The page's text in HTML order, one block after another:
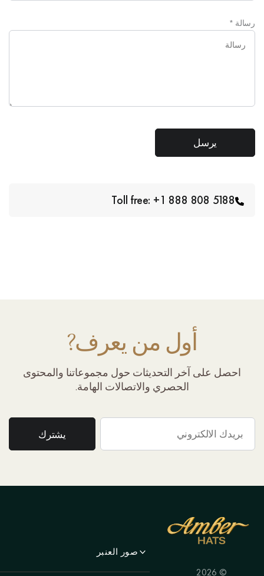
رسالة *
Toll free: +1 888 808 5188
أول من يعرف?
احصل على آخر التحديثات حول مجموعاتنا والمحتوى
الحصري والاتصالات الهامة.
© 2026
صور العنبر